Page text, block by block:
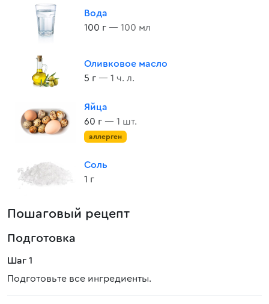
Вода
100 г — 100 мл
Оливковое масло
5 г — 1 ч. л.
Яйца
60 г — 1 шт.
аллерген
Соль
1 г
Пошаговый рецепт
Подготовка
Шаг 1
Подготовьте все ингредиенты.